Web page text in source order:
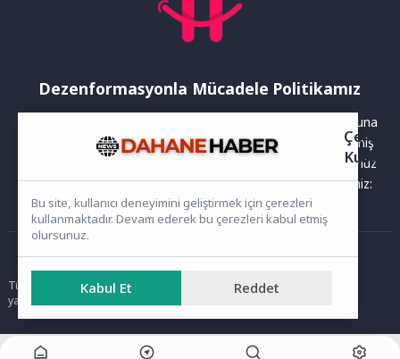
Dezenformasyonla Mücadele Politikamız
Yayınlanan haberler doğruluk ilkesi gözetilerek hazırlanır. Buna
rağmen bazı içeriklerde eksik, hatalı veya güncelliğini yitirmiş
bilgiler bulunabilir.Yanlış veya yanıltıcı olduğunu düşündüğünüz
haberleri aşağıdaki iletişim kanallarından bize bildirebilirsiniz:
Ana Sayfa
Tüm hakları saklıdır. Sitede yer alan içerikler izinsiz kopyalanamaz,
yayımlanamaz ve kullanılamaz.
Çerez
Bu site, kullanıcı deneyimini geliştirmek için çerezleri
kullanmaktadır. Devam ederek bu çerezleri kabul etmiş
olursunuz.
Kabul Et Reddet